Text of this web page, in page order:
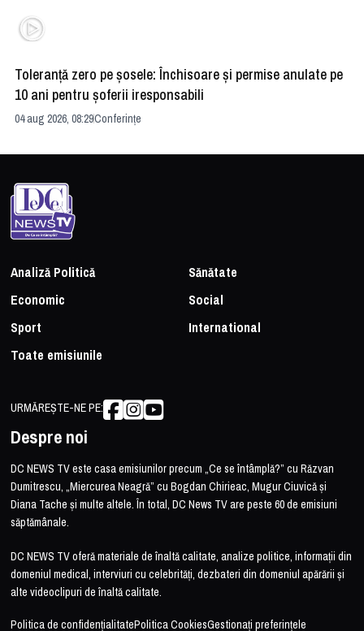
Toleranță zero pe șosele: Închisoare și permise anulate pe
10 ani pentru șoferii iresponsabili
04 aug 2026, 08:29Conferințe
Analiză Politică
Sănătate
Economic
Social
Sport
International
Toate emisiunile
URMĂREȘTE-NE PE:
Despre noi
DC NEWS TV este casa emisiunilor precum „Ce se întâmplă?” cu Răzvan
Dumitrescu, „Miercurea Neagră” cu Bogdan Chirieac, Mugur Ciuvică și
Diana Tache și multe altele. În total, DC News TV are peste 60 de emisiuni
săptămânale.
DC NEWS TV oferă materiale de înaltă calitate, analize politice, informații din
domeniul medical, interviuri cu celebrități, dezbateri din domeniul apărării și
alte videoclipuri de înaltă calitate.
Politica de confidențialitatePolitica CookiesGestionați preferințele